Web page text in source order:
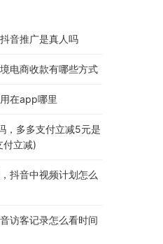
音推广是真人吗
电商收款有哪些方式
在app哪里
，多多支付立减5元是
付立减)
抖音中视频计划怎么
访客记录怎么看时间